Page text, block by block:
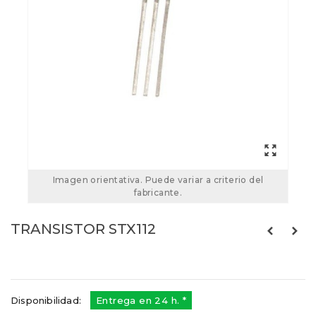
Imagen orientativa. Puede variar a criterio del
fabricante.
TRANSISTOR STX112
Disponibilidad: Entrega en 24 h. *